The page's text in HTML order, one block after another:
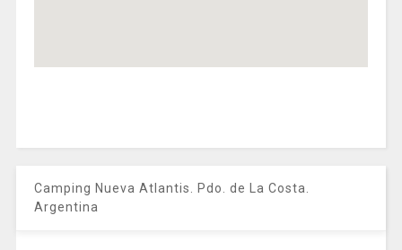
Camping Nueva Atlantis. Pdo. de La Costa.
Argentina